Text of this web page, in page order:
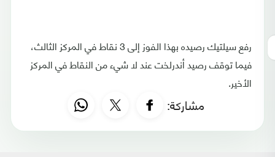
رفع سيلتيك رصيده بهذا الفوز إلى 3 نقاط في المركز الثالث،
فيما توقف رصيد أندرلخت عند لا شيء من النقاط في المركز
الأخير.
مشاركة: